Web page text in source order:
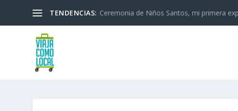
TENDENCIAS: Ceremonia de Niños Santos, mi primera